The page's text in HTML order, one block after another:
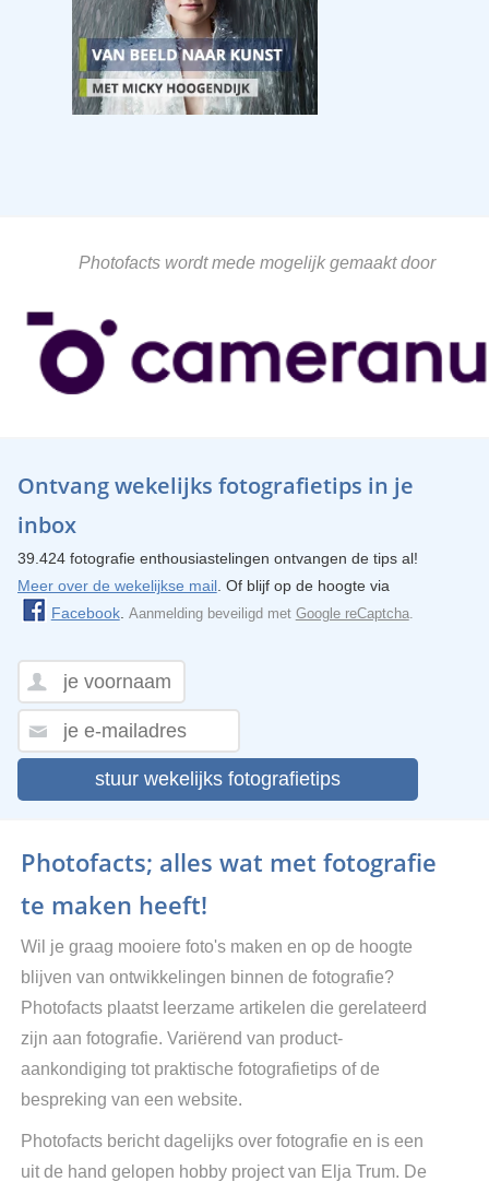
Photofacts wordt mede mogelijk gemaakt door
Ontvang wekelijks fotografietips in je
inbox
39.424 fotografie enthousiastelingen ontvangen de tips al!
Meer over de wekelijkse mail. Of blijf op de hoogte via
Facebook. Aanmelding beveiligd met Google reCaptcha.
stuur wekelijks fotografietips
Photofacts; alles wat met fotografie
te maken heeft!
Wil je graag mooiere foto's maken en op de hoogte
blijven van ontwikkelingen binnen de fotografie?
Photofacts plaatst leerzame artikelen die gerelateerd
zijn aan fotografie. Variërend van product-
aankondiging tot praktische fotografietips of de
bespreking van een website.
Photofacts bericht dagelijks over fotografie en is een
uit de hand gelopen hobby project van Elja Trum. De